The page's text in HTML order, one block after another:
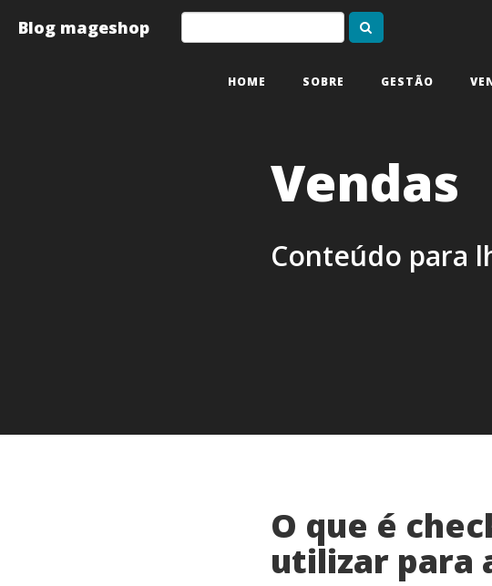
Blog mageshop
HOME SOBRE GESTÃO
Vendas
Conteúdo para
O que é
utilizar para